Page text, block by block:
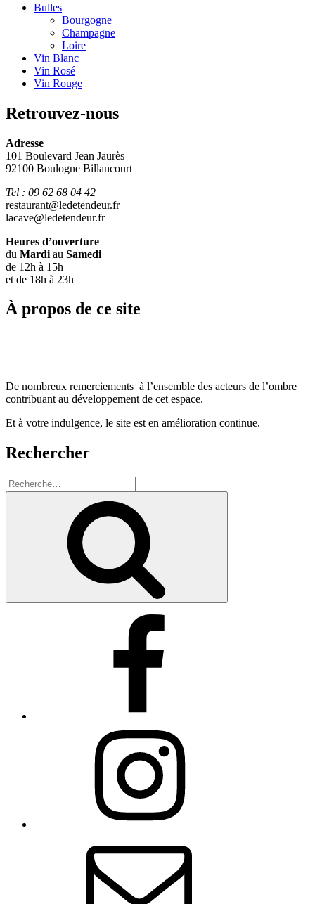
Bulles
Bourgogne
Champagne
Loire
Vin Blanc
Vin Rosé
Vin Rouge
Retrouvez-nous
Adresse
101 Boulevard Jean Jaurès
92100 Boulogne Billancourt
Tel : 09 62 68 04 42
restaurant@ledetendeur.fr
lacave@ledetendeur.fr
Heures d’ouverture
du Mardi au Samedi
de 12h à 15h
et de 18h à 23h
À propos de ce site
De nombreux remerciements à l’ensemble des acteurs de l’ombre
contribuant au développement de cet espace.
Et à votre indulgence, le site est en amélioration continue.
Rechercher
Recherche
pour